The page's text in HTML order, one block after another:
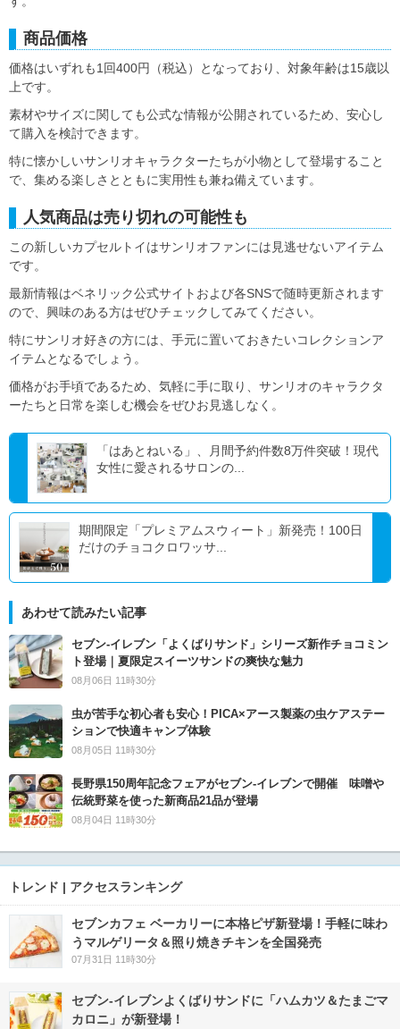
商品価格
価格はいずれも1回400円（税込）となっており、対象年齢は15歳以
上です。
素材やサイズに関しても公式な情報が公開されているため、安心し
て購入を検討できます。
特に懐かしいサンリオキャラクターたちが小物として登場すること
で、集める楽しさとともに実用性も兼ね備えています。
人気商品は売り切れの可能性も
この新しいカプセルトイはサンリオファンには見逃せないアイテム
です。
最新情報はベネリック公式サイトおよび各SNSで随時更新されます
ので、興味のある方はぜひチェックしてみてください。
特にサンリオ好きの方には、手元に置いておきたいコレクションア
イテムとなるでしょう。
価格がお手頃であるため、気軽に手に取り、サンリオのキャラクタ
ーたちと日常を楽しむ機会をぜひお見逃しなく。
「はあとねいる」、月間予約件数8万件突破！現代
女性に愛されるサロンの...
期間限定「プレミアムスウィート」新発売！100日
だけのチョコクロワッサ...
あわせて読みたい記事
セブン‐イレブン「よくばりサンド」シリーズ新作チョコミン
ト登場｜夏限定スイーツサンドの爽快な魅力
08月06日 11時30分
虫が苦手な初心者も安心！PICA×アース製薬の虫ケアステー
ションで快適キャンプ体験
08月05日 11時30分
長野県150周年記念フェアがセブン-イレブンで開催 味噌や
伝統野菜を使った新商品21品が登場
08月04日 11時30分
トレンド | アクセスランキング
セブンカフェ ベーカリーに本格ピザ新登場！手軽に味わ
うマルゲリータ＆照り焼きチキンを全国発売
07月31日 11時30分
セブン‐イレブンよくばりサンドに「ハムカツ＆たまごマ
カロニ」が新登場！